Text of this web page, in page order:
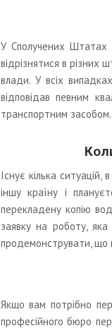
У Сполучених Штатах
відрізнятися в різних
влади. У всіх
відповідав певним
транспортним засобом.
Існує кілька
іншу країну і
перекладену копію
заявку на роботу,
продемонструвати, що
Якщо вам потрібно
професійного бюро